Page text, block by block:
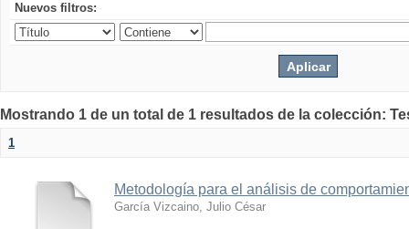
Nuevos filtros:
Mostrando 1 de un total de 1 resultados de la colección:
1
Metodología para el análisis de
García Vizcaino, Julio César